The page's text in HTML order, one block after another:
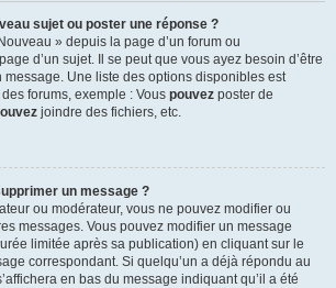
sujet ou poster une réponse ?
» depuis la page d’un forum ou
d’un sujet. Il se peut que vous ayez besoin d’être
Une liste des options disponibles est
forums, exemple : Vous pouvez poster de
joindre des fichiers, etc.
un message ?
ou modérateur, vous ne pouvez modifier ou
messages. Vous pouvez modifier un message
limitée après sa publication) en cliquant sur le
correspondant. Si quelqu’un a déjà répondu au
en bas du message indiquant qu’il a été